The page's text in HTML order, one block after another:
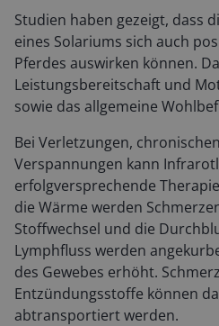
Studien haben gezeigt, dass
eines Solariums sich auch
Pferdes auswirken können.
Leistungsbereitschaft und
sowie das allgemeine
Bei Verletzungen,
Verspannungen kann
erfolgversprechende
die Wärme werden
Stoffwechsel und die
Lymphfluss werden
des Gewebes erhöht.
Entzündungsstoffe können
abtransportiert werden.